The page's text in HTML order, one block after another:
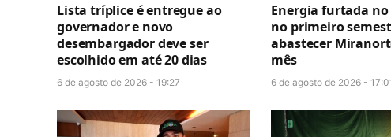
Lista tríplice é entregue ao
governador e novo
desembargador deve ser
escolhido em até 20 dias
6 de agosto de 2026 - 19:27
Energia furtada
no primeiro
abastecer
mês
6 de agosto de 2026 -